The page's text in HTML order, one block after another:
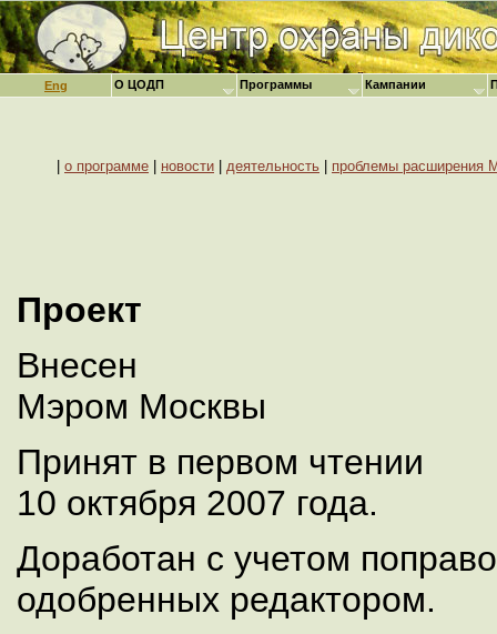
Eng
о программе новости деятельность проблемы расширения
Проект
Внесен
Мэром Москвы
Принят в первом чтении
10 октября 2007 года.
Доработан с учетом
одобренных редактором.
О ЦОДП Программы Кампании